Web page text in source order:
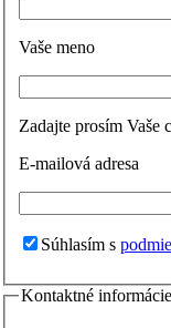
Vaše meno
Zadajte prosím Vaše
E-mailová adresa
Súhlasím s
Kontaktné informácie